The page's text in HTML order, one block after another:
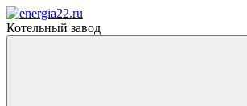
Котельный завод